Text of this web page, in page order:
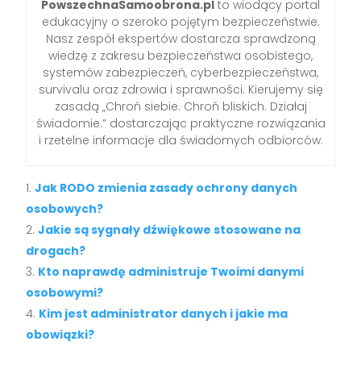
PowszechnaSamoobrona.pl to wiodący portal
edukacyjny o szeroko pojętym bezpieczeństwie.
Nasz zespół ekspertów dostarcza sprawdzoną
wiedzę z zakresu bezpieczeństwa osobistego,
systemów zabezpieczeń, cyberbezpieczeństwa,
survivalu oraz zdrowia i sprawności. Kierujemy się
zasadą „Chroń siebie. Chroń bliskich. Działaj
świadomie.” dostarczając praktyczne rozwiązania
i rzetelne informacje dla świadomych odbiorców.
Jak RODO zmienia zasady ochrony danych
osobowych?
Jakie są sygnały dźwiękowe stosowane na
drogach?
Kto naprawdę administruje Twoimi danymi
osobowymi?
Kim jest administrator danych i jakie ma
obowiązki?